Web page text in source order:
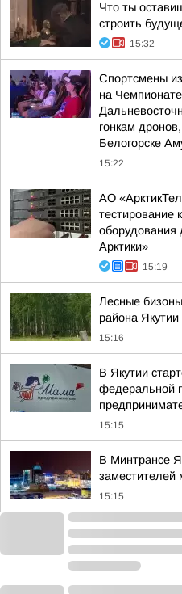
Что ты
строить
15:32
Спортсмены
на
гонкам
Белогорске
15:22
АО
тестирование
оборудования
Арктики»
15:19
Лесные
района Якутии
15:16
В Якутии
федеральной
15:15
В Минтрансе
заместителей
15:15